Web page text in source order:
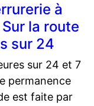
à
Sur la route
sur 24
sur 24 et 7
permanence
est faite par